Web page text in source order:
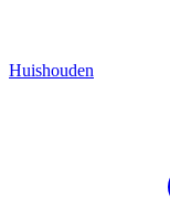
Huishouden